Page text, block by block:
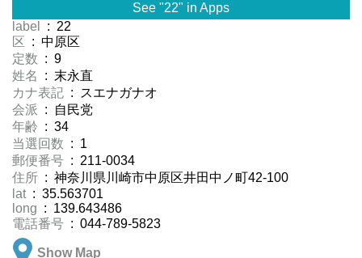
See "22" in Apps
label
: 22
区 : 中原区
定数 : 9
姓名
: 末永直
カナ表記 : スエナガナオ
会派 : 自民党
年齢 : 34
当選回数 : 1
郵便番号 : 211-0034
住所 : 神奈川県川崎市中原区井田中ノ町42-100
lat : 35.563701
long : 139.643486
電話番号 : 044-789-5823
Show Map